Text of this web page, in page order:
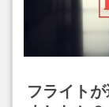
フライト